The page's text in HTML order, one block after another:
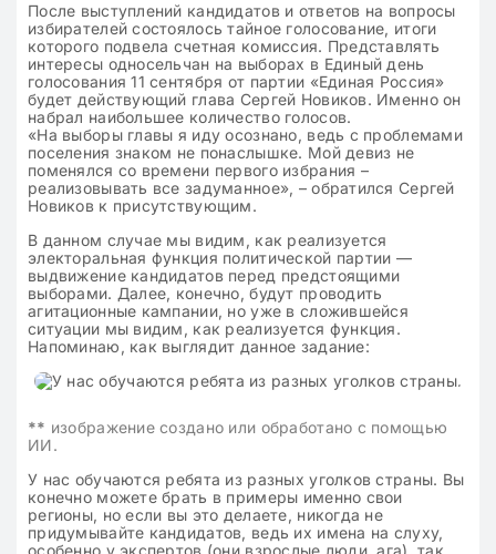
После выступлений кандидатов и ответов на вопросы
избирателей состоялось тайное голосование, итоги
которого подвела счетная комиссия. Представлять
интересы односельчан на выборах в Единый день
голосования 11 сентября от партии «Единая Россия»
будет действующий глава Сергей Новиков. Именно он
набрал наибольшее количество голосов.
«На выборы главы я иду осознано, ведь с проблемами
поселения знаком не понаслышке. Мой девиз не
поменялся со времени первого избрания –
реализовывать все задуманное», – обратился Сергей
Новиков к присутствующим.
В данном случае мы видим, как реализуется
электоральная функция политической партии —
выдвижение кандидатов перед предстоящими
выборами. Далее, конечно, будут проводить
агитационные кампании, но уже в сложившейся
ситуации мы видим, как реализуется функция.
Напоминаю, как выглядит данное задание:
** изображение создано или обработано с помощью
ИИ.
У нас обучаются ребята из разных уголков страны. Вы
конечно можете брать в примеры именно свои
регионы, но если вы это делаете, никогда не
придумывайте кандидатов, ведь их имена на слуху,
особенно у экспертов (они взрослые люди, ага), так